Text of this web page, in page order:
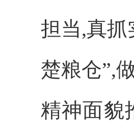
担当,真抓
楚粮仓”,
精神面貌